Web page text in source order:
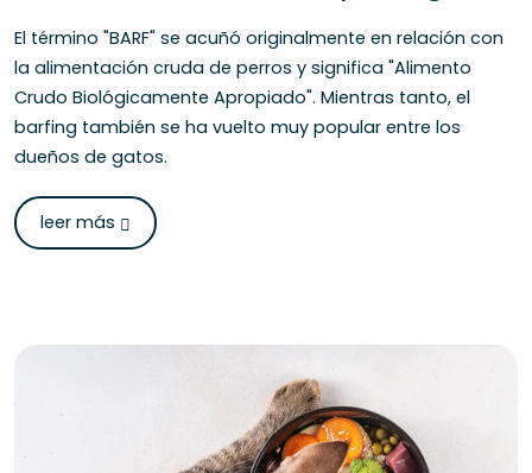
El término "BARF" se acuñó originalmente en relación con
la alimentación cruda de perros y significa "Alimento
Crudo Biológicamente Apropiado". Mientras tanto, el
barfing también se ha vuelto muy popular entre los
dueños de gatos.
leer más